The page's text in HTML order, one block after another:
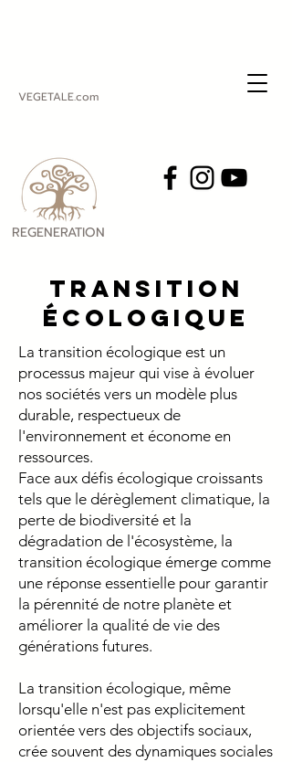
VEGETALE.com
REGENERATION
Transition
écologique
La transition écologique est un
processus majeur qui vise à évoluer
nos sociétés vers un modèle plus
durable, respectueux de
l'environnement et économe en
ressources.
Face aux défis écologique croissants
tels que le dérèglement climatique, la
perte de biodiversité et la
dégradation de l'écosystème, la
transition écologique émerge comme
une réponse essentielle pour garantir
la pérennité de notre planète et
améliorer la qualité de vie des
générations futures.
La transition écologique, même
lorsqu'elle n'est pas explicitement
orientée vers des objectifs sociaux,
crée souvent des dynamiques sociales